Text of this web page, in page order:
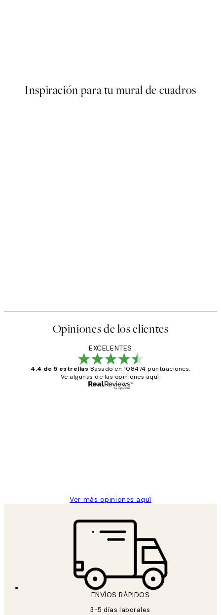
Inspiración para tu mural de cuadros
Opiniones de los clientes
EXCELENTES
4.4 de 5 estrellas Basado en 108474 puntuaciones.
Ve algunas de las opiniones aquí.
Ver más opiniones aquí
ENVÍOS RÁPIDOS
3-5 días laborales